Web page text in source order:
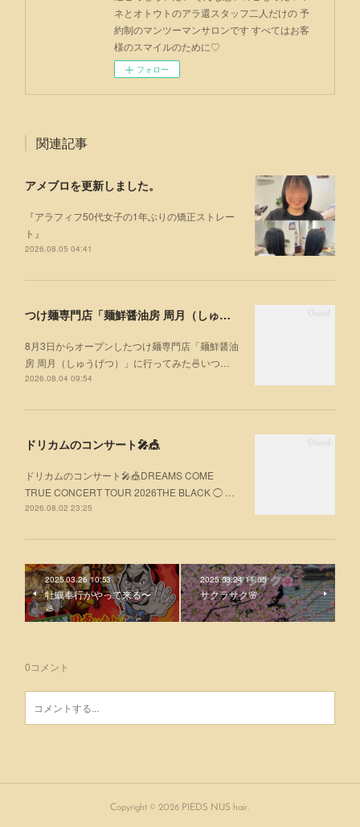
ネとオトウトのアラ還スタッフ二人だけの 予
約制のマンツーマンサロンです すべてはお客
様のスマイルのために♡
フォロー
関連記事
アメブロを更新しました。
『アラフィフ50代女子の1年ぶりの矯正ストレー
ト』
2026.08.05 04:41
つけ麺専門店「麺鮮醤油房 周月（しゅうげつ）」⁡ に行ってみた🍜
8月3日からオープンしたつけ麺専門店「麺鮮醤油
房 周月（しゅうげつ）」⁡に行ってみた🍜いつ…
2026.08.04 09:54
ドリカムのコンサート🎤🎪
ドリカムのコンサート🎤🎪DREAMS COME
TRUE CONCERT TOUR 2026THE BLACK ◯ …
2026.08.02 23:25
2025.03.26 10:53
牡蠣奉行がやって来る〜
🦪
2025.03.24 11:05
サクラサク🌸
0コメント
Copyright © 2026 PIEDS NUS hair.